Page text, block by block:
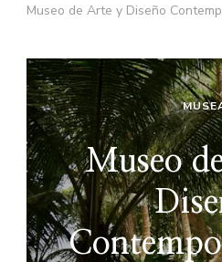
Museo de Arte y Diseño
Museo